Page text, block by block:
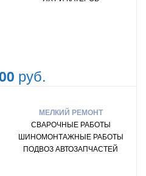
руб.
МЕЛКИЙ РЕМОНТ
СВАРОЧНЫЕ РАБОТЫ
ШИНОМОНТАЖНЫЕ РАБОТЫ
ПОДВОЗ АВТОЗАПЧАСТЕЙ